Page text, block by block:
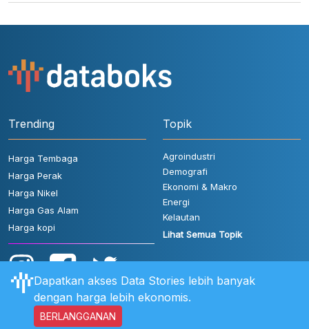
Trending
Harga Tembaga
Harga Perak
Harga Nikel
Harga Gas Alam
Harga kopi
Topik
Agroindustri
Demografi
Ekonomi & Makro
Energi
Kelautan
Lihat Semua Topik
Aturan Pengguna Hubungi Kami
Dapatkan akses Data Stories lebih banyak
dengan harga lebih ekonomis.
BERLANGGANAN